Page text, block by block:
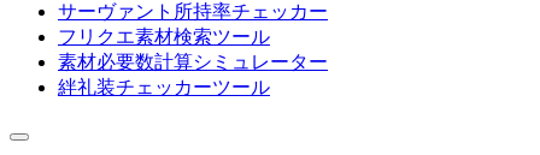
サーヴァント所持率チェッカー
フリクエ素材検索ツール
素材必要数計算シミュレーター
絆礼装チェッカーツール